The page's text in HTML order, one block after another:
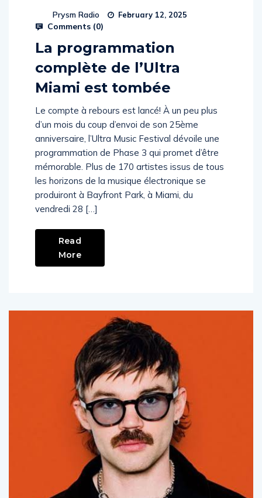
Prysm Radio February 12, 2025
Comments (0)
La programmation
complète de l’Ultra
Miami est tombée
Le compte à rebours est lancé! À un peu plus
d’un mois du coup d’envoi de son 25ème
anniversaire, l’Ultra Music Festival dévoile une
programmation de Phase 3 qui promet d’être
mémorable. Plus de 170 artistes issus de tous
les horizons de la musique électronique se
produiront à Bayfront Park, à Miami, du
vendredi 28 […]
Read
More